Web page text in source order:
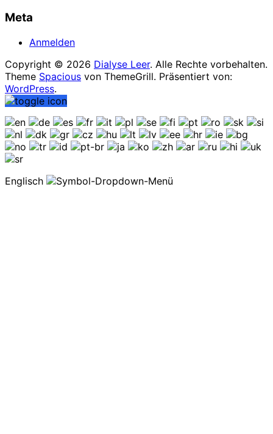
Meta
Anmelden
Copyright © 2026 Dialyse Leer. Alle Rechte vorbehalten.
Theme Spacious von ThemeGrill. Präsentiert von:
WordPress.
Englisch